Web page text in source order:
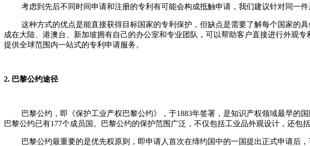
考虑到先后不同时间申请和注册的专利有可能会构成抵触申请，我们建议针对同一
这种方式的优点是能直接获得目标国家的专利保护，但缺点是需要了解每个国家的
成在大陆、港澳台、新加坡拥有自己的办公室和专业团队，可以帮助客户直接进行外观
提供全球范围内一站式的专利申请服务。
2. 巴黎公约途径
巴黎公约，即《保护工业产权巴黎公约》，于1883年签署，是知识产权领域最早的
巴黎公约已有177个成员国。巴黎公约的保护范围广泛，不仅包括工业品外观设计，还包
巴黎公约最重要的是优先权原则，即申请人首次在缔约国中的一国提出正式申请后